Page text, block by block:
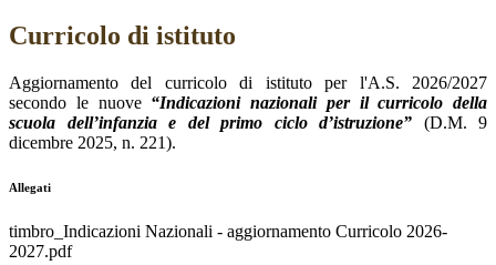
Curricolo di istituto
Aggiornamento del curricolo di istituto per l'A.S. 2026/2027
secondo le nuove “Indicazioni nazionali per il curricolo della
scuola dell’infanzia e del primo ciclo d’istruzione” (D.M. 9
dicembre 2025, n. 221).
Allegati
timbro_Indicazioni Nazionali - aggiornamento Curricolo 2026-
2027.pdf